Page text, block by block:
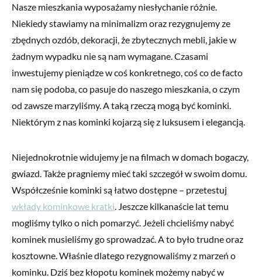
Nasze mieszkania wyposażamy niesłychanie różnie.
Niekiedy stawiamy na minimalizm oraz rezygnujemy ze
zbędnych ozdób, dekoracji, że zbytecznych mebli, jakie w
żadnym wypadku nie są nam wymagane. Czasami
inwestujemy pieniądze w coś konkretnego, coś co de facto
nam się podoba, co pasuje do naszego mieszkania, o czym
od zawsze marzyliśmy. A taką rzeczą mogą być kominki.
Niektórym z nas kominki kojarzą się z luksusem i elegancją.
Niejednokrotnie widujemy je na filmach w domach bogaczy,
gwiazd. Także pragniemy mieć taki szczegół w swoim domu.
Współcześnie kominki są łatwo dostępne – przetestuj
wkłady kominkowe kratki. Jeszcze kilkanaście lat temu
mogliśmy tylko o nich pomarzyć. Jeżeli chcieliśmy nabyć
kominek musieliśmy go sprowadzać. A to było trudne oraz
kosztowne. Właśnie dlatego rezygnowaliśmy z marzeń o
kominku. Dziś bez kłopotu kominek możemy nabyć w